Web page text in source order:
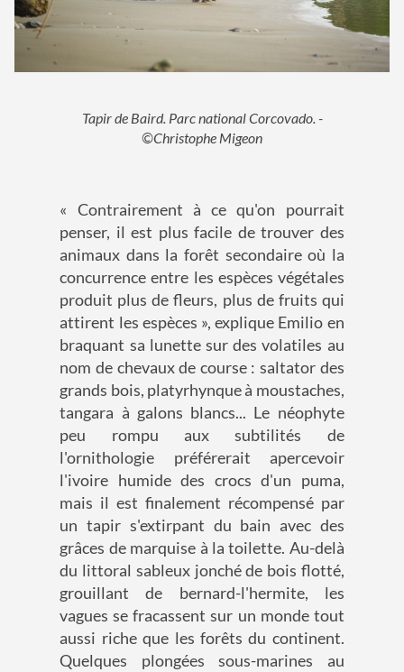
Tapir de Baird. Parc national Corcovado. -
©Christophe Migeon
« Contrairement à ce qu'on pourrait
penser, il est plus facile de trouver des
animaux dans la forêt secondaire où la
concurrence entre les espèces végétales
produit plus de fleurs, plus de fruits qui
attirent les espèces », explique Emilio en
braquant sa lunette sur des volatiles au
nom de chevaux de course : saltator des
grands bois, platyrhynque à moustaches,
tangara à galons blancs... Le néophyte
peu rompu aux subtilités de
l'ornithologie préférerait apercevoir
l'ivoire humide des crocs d'un puma,
mais il est finalement récompensé par
un tapir s'extirpant du bain avec des
grâces de marquise à la toilette. Au-delà
du littoral sableux jonché de bois flotté,
grouillant de bernard-l'hermite, les
vagues se fracassent sur un monde tout
aussi riche que les forêts du continent.
Quelques plongées sous-marines au